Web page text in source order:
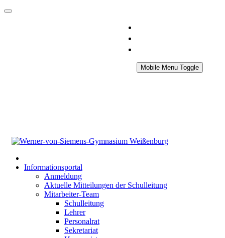
Mobile Menu Toggle
Informationsportal
Anmeldung
Aktuelle Mitteilungen der Schulleitung
Mitarbeiter-Team
Schulleitung
Lehrer
Personalrat
Sekretariat